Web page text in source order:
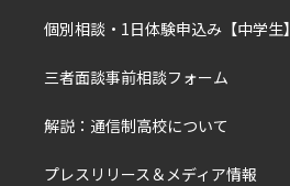
個別相談・1日体験申込み【中学生】
三者面談事前相談フォーム
解説：通信制高校について
プレスリリース＆メディア情報